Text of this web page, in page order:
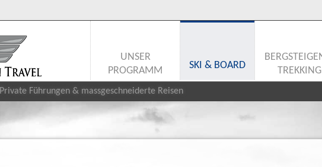
UNSER
PROGRAMM
SKI & BOARD
TREKKING
Private Führungen & massgeschneiderte Reisen